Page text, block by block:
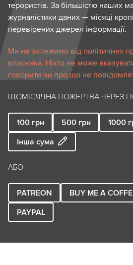
терористів. За більшістю наших
журналістики даних — місяці
перевірених джерел інформації.
Ми не залежимо від політичних
власника. Ніхто не може
говорити чи про що не
ЩОМІСЯЧНА ПОЖЕРТВА ЧЕРЕЗ
100 грн 500 грн 1000
Інша сума
АБО
PATREON BUY ME A
PAYPAL